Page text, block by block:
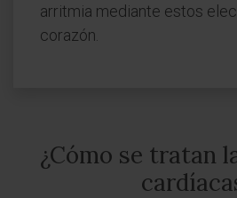
arritmia mediante estos
corazón.
¿Cómo se tratan